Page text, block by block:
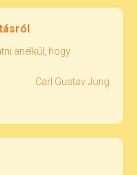
anélkül, hogy
Carl Gustav Jung